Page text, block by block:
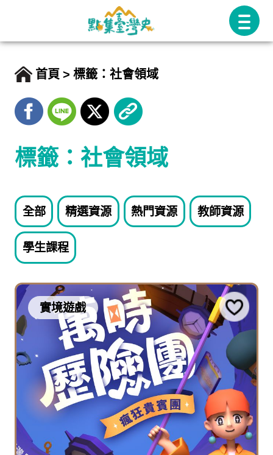
首頁 標籤：社會領域
標籤：社會領域
全部 精選資源 熱門資源 教師資源
學生課程
實境遊戲